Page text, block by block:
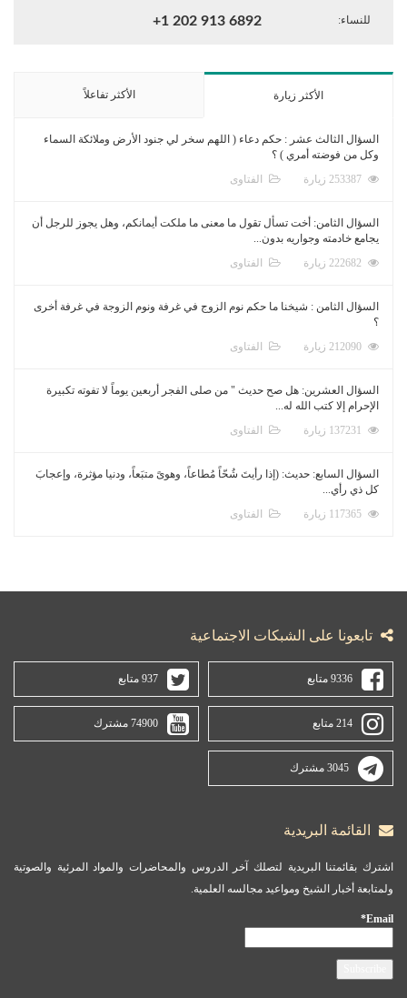
للنساء: +1 202 913 6892
الأكثر زيارة الأكثر تفاعلاً
السؤال الثالث عشر : حكم دعاء ( اللهم سخر لي جنود الأرض وملائكة السماء
وكل من فوضته أمري ) ؟
الفتاوى
السؤال الثامن: أخت تسأل تقول ما معنى ما ملكت أيمانكم، وهل يجوز للرجل أن
يجامع خادمته وجواريه بدون...
الفتاوى
السؤال الثامن : شيخنا ما حكم نوم الزوج في غرفة ونوم الزوجة في غرفة أخرى
؟
الفتاوى
السؤال العشرين: هل صح حديث " من صلى الفجر أربعين يوماً لا تفوته تكبيرة
الإحرام إلا كتب الله له...
الفتاوى
السؤال السابع: حديث: (إذا رأيتَ شُحّاً مُطاعاً، وهوىً متبَعاً، ودنيا مؤثرة، وإعجابَ
كل ذي رأي...
الفتاوى
تابعونا على الشبكات الاجتماعية
9336 متابع 937 متابع
214 متابع 74900 مشترك
3045 مشترك
القائمة البريدية
اشترك بقائمتنا البريدية لتصلك آخر الدروس والمحاضرات والمواد المرئية والصوتية
ولمتابعة أخبار الشيخ ومواعيد مجالسه العلمية.
Email*